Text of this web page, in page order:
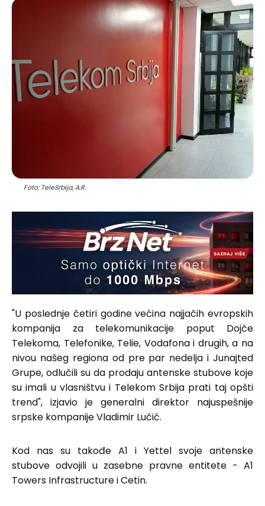
Foto: TeleSrbija, A.R.
"U poslednje četiri godine većina najjačih evropskih
kompanija za telekomunikacije poput Dojče
Telekoma, Telefonike, Telie, Vodafona i drugih, a na
nivou našeg regiona od pre par nedelja i Junajted
Grupe, odlučili su da prodaju antenske stubove koje
su imali u vlasništvu i Telekom Srbija prati taj opšti
trend", izjavio je generalni direktor najuspešnije
srpske kompanije Vladimir Lučić.
Kod nas su takođe A1 i Yettel svoje antenske
stubove odvojili u zasebne pravne entitete - A1
Towers Infrastructure i Cetin.